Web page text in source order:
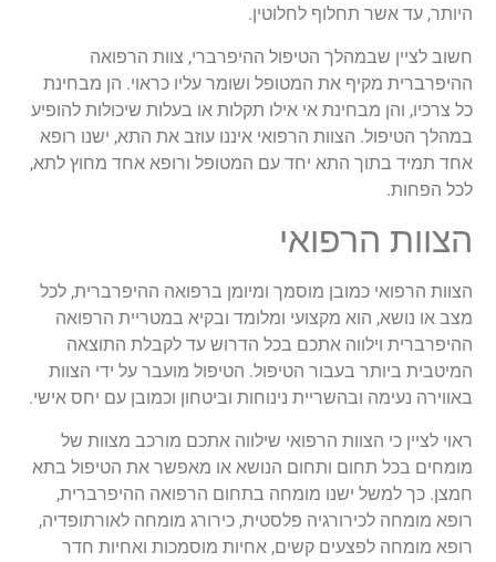
היותר, עד אשר תחלוף לחלוטין.
חשוב לציין שבמהלך הטיפול ההיפרברי, צוות הרפואה
ההיפרברית מקיף את המטופל ושומר עליו כראוי. הן מבחינת
כל צרכיו, והן מבחינת אי אילו תקלות או בעלות שיכולות להופיע
במהלך הטיפול. הצוות הרפואי איננו עוזב את התא, ישנו רופא
אחד תמיד בתוך התא יחד עם המטופל ורופא אחד מחוץ לתא,
לכל הפחות.
הצוות הרפואי
הצוות הרפואי כמובן מוסמך ומיומן ברפואה ההיפרברית, לכל
מצב או נושא, הוא מקצועי ומלומד ובקיא במטריית הרפואה
ההיפרברית וילווה אתכם בכל הדרוש עד לקבלת התוצאה
המיטבית ביותר בעבור הטיפול. הטיפול מועבר על ידי הצוות
באווירה נעימה ובהשריית נינוחות וביטחון וכמובן עם יחס אישי.
ראוי לציין כי הצוות הרפואי שילווה אתכם מורכב מצוות של
מומחים בכל תחום ותחום הנושא או מאפשר את הטיפול בתא
חמצן. כך למשל ישנו מומחה בתחום הרפואה ההיפרברית,
רופא מומחה לכירורגיה פלסטית, כירורג מומחה לאורתופדיה,
רופא מומחה לפצעים קשים, אחיות מוסמכות ואחיות חדר